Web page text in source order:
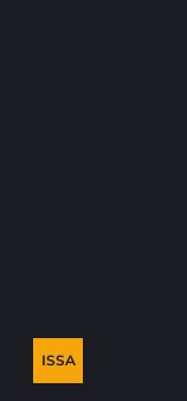
ISSA